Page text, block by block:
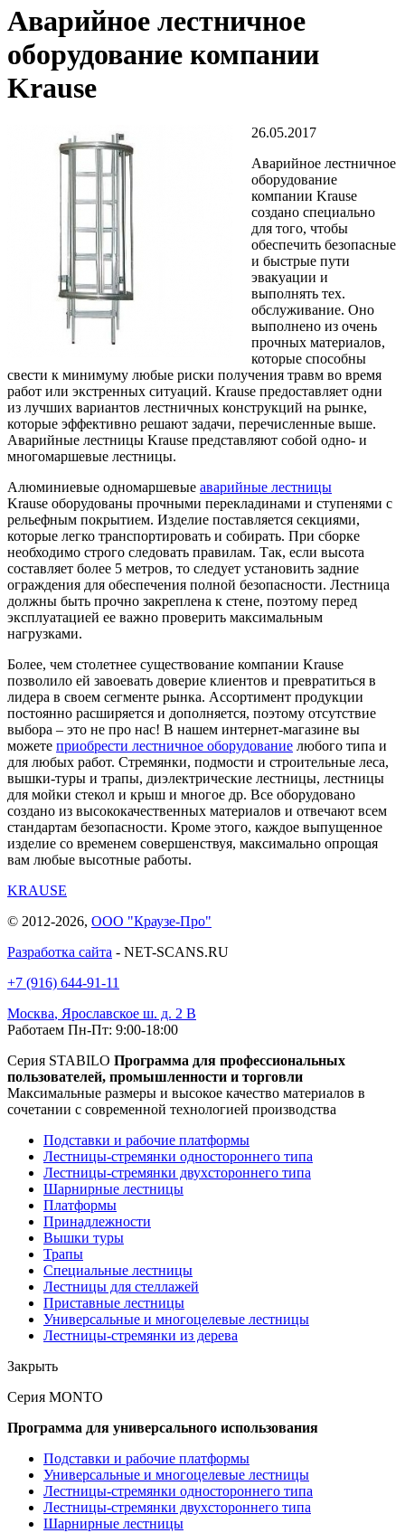
Аварийное лестничное
оборудование компании
Krause
26.05.2017
Аварийное лестничное
оборудование
компании Krause
создано специально
для того, чтобы
обеспечить безопасные
и быстрые пути
эвакуации и
выполнять тех.
обслуживание. Оно
выполнено из очень
прочных материалов,
которые способны
свести к минимуму любые риски получения травм во время
работ или экстренных ситуаций. Krause предоставляет одни
из лучших вариантов лестничных конструкций на рынке,
которые эффективно решают задачи, перечисленные выше.
Аварийные лестницы Krause представляют собой одно- и
многомаршевые лестницы.
Алюминиевые одномаршевые аварийные лестницы
Krause оборудованы прочными перекладинами и ступенями с
рельефным покрытием. Изделие поставляется секциями,
которые легко транспортировать и собирать. При сборке
необходимо строго следовать правилам. Так, если высота
составляет более 5 метров, то следует установить задние
ограждения для обеспечения полной безопасности. Лестница
должны быть прочно закреплена к стене, поэтому перед
эксплуатацией ее важно проверить максимальным
нагрузками.
Более, чем столетнее существование компании Krause
позволило ей завоевать доверие клиентов и превратиться в
лидера в своем сегменте рынка. Ассортимент продукции
постоянно расширяется и дополняется, поэтому отсутствие
выбора – это не про нас! В нашем интернет-магазине вы
можете приобрести лестничное оборудование любого типа и
для любых работ. Стремянки, подмости и строительные леса,
вышки-туры и трапы, диэлектрические лестницы, лестницы
для мойки стекол и крыш и многое др. Все оборудовано
создано из высококачественных материалов и отвечают всем
стандартам безопасности. Кроме этого, каждое выпущенное
изделие со временем совершенствуя, максимально опрощая
вам любые высотные работы.
KRAUSE
© 2012-2026, ООО "Краузе-Про"
Разработка сайта - NET-SCANS.RU
+7 (916) 644-91-11
Москва, Ярославское ш. д. 2 В
Работаем Пн-Пт: 9:00-18:00
Серия STABILO Программа для профессиональных
пользователей, промышленности и торговли
Максимальные размеры и высокое качество материалов в
сочетании с современной технологией производства
Подставки и рабочие платформы
Лестницы-стремянки одностороннего типа
Лестницы-стремянки двухстороннего типа
Шарнирные лестницы
Платформы
Принадлежности
Вышки туры
Трапы
Специальные лестницы
Лестницы для стеллажей
Приставные лестницы
Универсальные и многоцелевые лестницы
Лестницы-стремянки из дерева
Закрыть
Серия MONTO
Программа для универсального использования
Подставки и рабочие платформы
Универсальные и многоцелевые лестницы
Лестницы-стремянки одностороннего типа
Лестницы-стремянки двухстороннего типа
Шарнирные лестницы